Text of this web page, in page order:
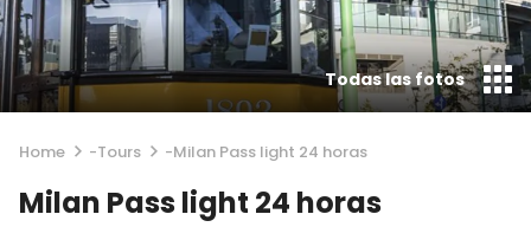
Home -Tours -Milan Pass light 24 horas
Milan Pass light 24 horas
Todas las fotos